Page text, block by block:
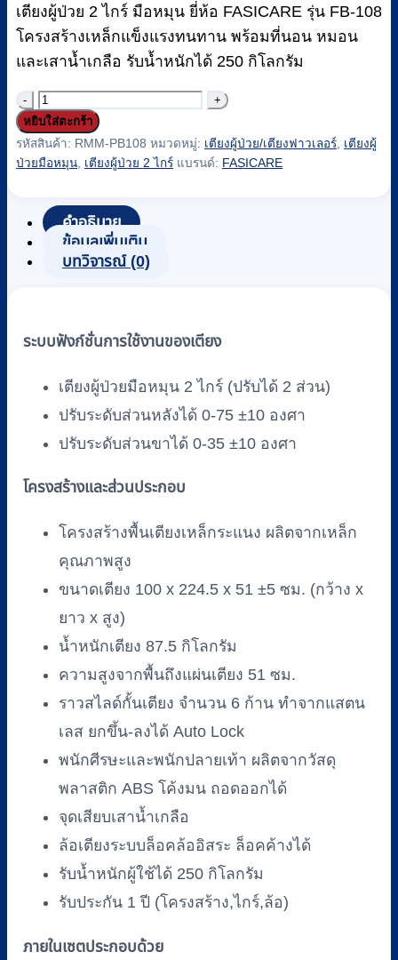
฿29,900.
฿25,190.
เตียงผู้ป่วย 2 ไกร์ มือหมุน ยี่ห้อ FASICARE รุ่น FB-108
โครงสร้างเหล็กแข็งแรงทนทาน พร้อมที่นอน หมอน
และเสาน้ำเกลือ รับน้ำหนักได้ 250 กิโลกรัม
จำนวน
เตียง
ผู้
ไกร์
แบบ
รุ่น
หยิบใส่ตะกร้า
รหัสสินค้า: RMM-PB108 หมวดหมู่: เตียงผู้ป่วย/เตียงฟาวเลอร์ เตียงผู้
ป่วยมือหมุน เตียงผู้ป่วย 2 ไกร์ แบรนด์: FASICARE
คำอธิบาย
ข้อมูลเพิ่มเติม
บทวิจารณ์ (0)
ระบบฟังก์ชั่นการใช้งานของเตียง
เตียงผู้ป่วยมือหมุน 2 ไกร์ (ปรับได้ 2 ส่วน)
ปรับระดับส่วนหลังได้ 0-75 ±10 องศา
ปรับระดับส่วนขาได้ 0-35 ±10 องศา
โครงสร้างและส่วนประกอบ
โครงสร้างพื้นเตียงเหล็กระแนง ผลิตจากเหล็ก
คุณภาพสูง
ขนาดเตียง 100 x 224.5 x 51 ±5 ซม. (กว้าง x
ยาว x สูง)
น้ำหนักเตียง 87.5 กิโลกรัม
ความสูงจากพื้นถึงแผ่นเตียง 51 ซม.
ราวสไลด์กั้นเตียง จำนวน 6 ก้าน ทำจากแสตน
เลส ยกขึ้น-ลงได้ Auto Lock
พนักศีรษะและพนักปลายเท้า ผลิตจากวัสดุ
พลาสติก ABS โค้งมน ถอดออกได้
จุดเสียบเสาน้ำเกลือ
ล้อเตียงระบบล็อคล้ออิสระ ล็อคค้างได้
รับน้ำหนักผู้ใช้ได้ 250 กิโลกรัม
รับประกัน 1 ปี (โครงสร้าง,ไกร์,ล้อ)
ภายในเซตประกอบด้วย